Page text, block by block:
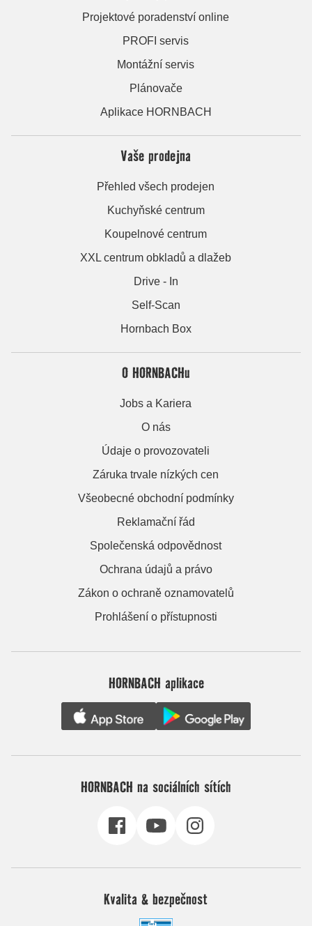
Projektové poradenství online
PROFI servis
Montážní servis
Plánovače
Aplikace HORNBACH
Vaše prodejna
Přehled všech prodejen
Kuchyňské centrum
Koupelnové centrum
XXL centrum obkladů a dlažeb
Drive - In
Self-Scan
Hornbach Box
O HORNBACHu
Jobs a Kariera
O nás
Údaje o provozovateli
Záruka trvale nízkých cen
Všeobecné obchodní podmínky
Reklamační řád
Společenská odpovědnost
Ochrana údajů a právo
Zákon o ochraně oznamovatelů
Prohlášení o přístupnosti
HORNBACH aplikace
HORNBACH na sociálních sítích
Kvalita & bezpečnost